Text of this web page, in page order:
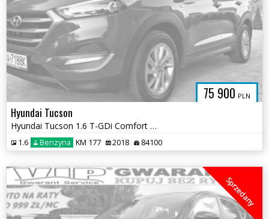
75 900 PLN
Hyundai Tucson
Hyundai Tucson 1.6 T-GDi Comfort 2WD
1.6 Benzyna KM 177 2018 84100
Sprzedany